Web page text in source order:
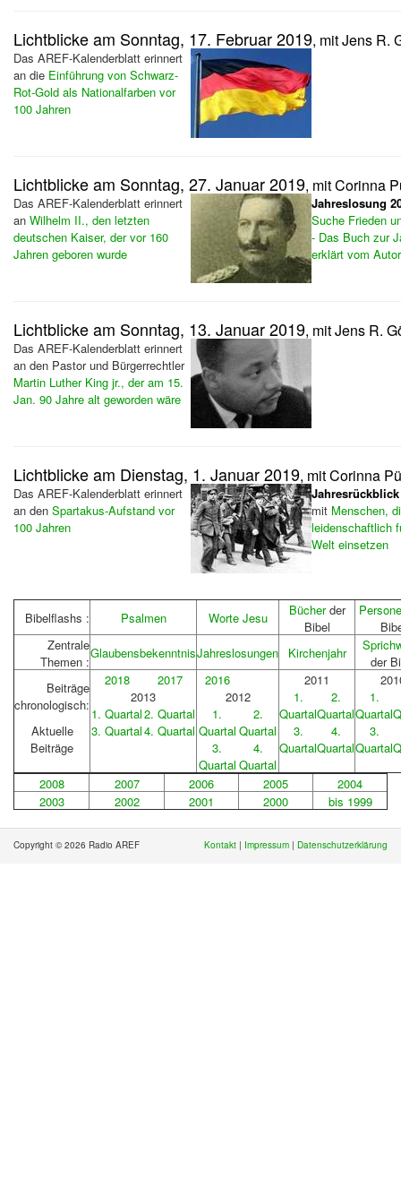
Lichtblicke am Sonntag, 17. Februar 2019, mit Jens R.
Das AREF-Kalenderblatt erinnert
an die Einführung von Schwarz-
Rot-Gold als Nationalfarben vor
100 Jahren
Lichtblicke am Sonntag, 27. Januar 2019, mit Corinna
Das AREF-Kalenderblatt erinnert
an Wilhelm II., den letzten
deutschen Kaiser, der vor 160
Jahren geboren wurde
Jahreslosung
Suche Frieden
- Das Buch zur
erklärt vom
Lichtblicke am Sonntag, 13. Januar 2019, mit Jens R.
Das AREF-Kalenderblatt erinnert
an den Pastor und Bürgerrechtler
Martin Luther King jr., der am 15.
Jan. 90 Jahre alt geworden wäre
Lichtblicke am Dienstag, 1. Januar 2019, mit Corinna
Das AREF-Kalenderblatt erinnert
an den Spartakus-Aufstand vor
100 Jahren
Jahresrückblick
mit Menschen,
leidenschaftlich
Welt einsetzen
Bibelflashs : Psalmen Worte Jesu Bücherder
Bibel
Zentrale
Themen :
GlaubensbekenntnisJahreslosungen Kirchenjahr
der
Beiträge
chronologisch:
Aktuelle
Beiträge
2018
2017
2013
1. Quartal2. Quartal
3. Quartal4. Quartal
2016
2012
1.
Quartal
2.
Quartal
3.
Quartal
4.
Quartal
2011
1.
Quartal
2.
Quartal
3.
Quartal
4.
Quartal
1.
Quartal
3.
Quartal
2008 2007 2006 2005
2004
2003
2002 2001 2000 bis 1999
Copyright © 2026 Radio AREF Kontakt | Impressum | Datenschutzerklärung